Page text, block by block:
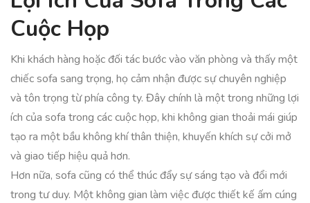
Cuộc Họp
Khi khách hàng hoặc đối tác bước vào văn phòng và thấy một
chiếc sofa sang trọng, họ cảm nhận được sự chuyên nghiệp
và tôn trọng từ phía công ty. Đây chính là một trong những lợi
ích của sofa trong các cuộc họp, khi không gian thoải mái giúp
tạo ra một bầu không khí thân thiện, khuyến khích sự cởi mở
và giao tiếp hiệu quả hơn.
Hơn nữa, sofa cũng có thể thúc đẩy sự sáng tạo và đổi mới
trong tư duy. Một không gian làm việc được thiết kế ấm cúng